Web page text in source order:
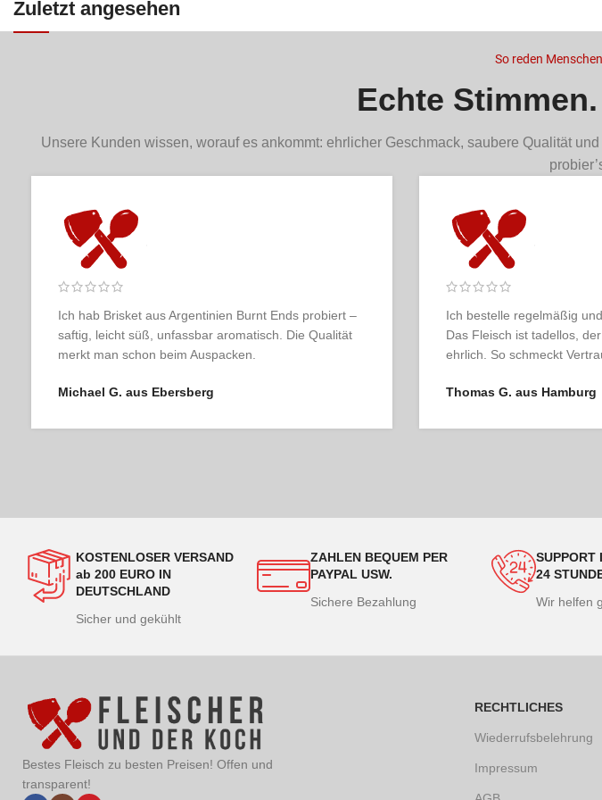
Zuletzt angesehen
So reden
Echte
Unsere Kunden wissen, worauf es ankommt: ehrlicher Geschmack, saubere Qualität
Ich habe schon viele Online-Metzgereien ausprobiert,
aber keine kommt an Fleischer & der Koch heran.
Geschmacklich und optisch absolute Spitzenklasse.
Julia K. aus Berlin
Selten so ein
Shop,
echtes
Patrick R. aus
KOSTENLOSER VERSAND
ab 200 EURO IN
DEUTSCHLAND
Sicher und gekühlt
ZAHLEN BEQUEM PER
PAYPAL USW.
Sichere Bezahlung
SUPPORT
24
Wir helfen
Bestes Fleisch zu besten Preisen! Offen und
transparent!
RECHTLICHES
Wiederrufsbelehrung
Impressum